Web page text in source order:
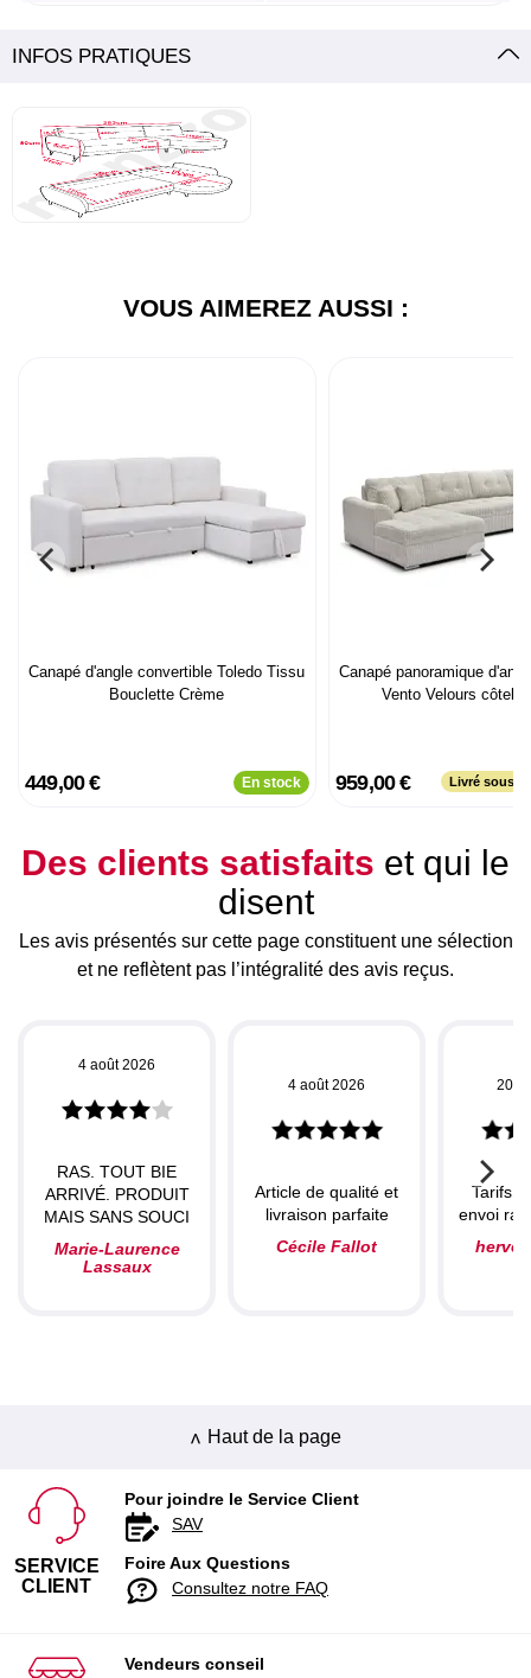
INFOS PRATIQUES
VOUS AIMEREZ AUSSI :
Canapé d'angle convertible Toledo Tissu
Bouclette Crème
449,00 € En stock
Canapé panoramique
Vento Velours côtelé
959,00 € Livré sous
Des clients satisfaits et qui le
disent
Les avis présentés sur cette page constituent une sélection
et ne reflètent pas l’intégralité des avis reçus.
4 août 2026
RAS. TOUT BIE
ARRIVÉ. PRODUIT
MAIS SANS SOUCI
Marie-Laurence
Lassaux
4 août 2026
Article de qualité et
livraison parfaite
Cécile Fallot
20
Tarifs
envoi
herve
Haut de la page
SERVICE
CLIENT
Pour joindre le Service Client
SAV
Foire Aux Questions
Consultez notre FAQ
Vendeurs conseil